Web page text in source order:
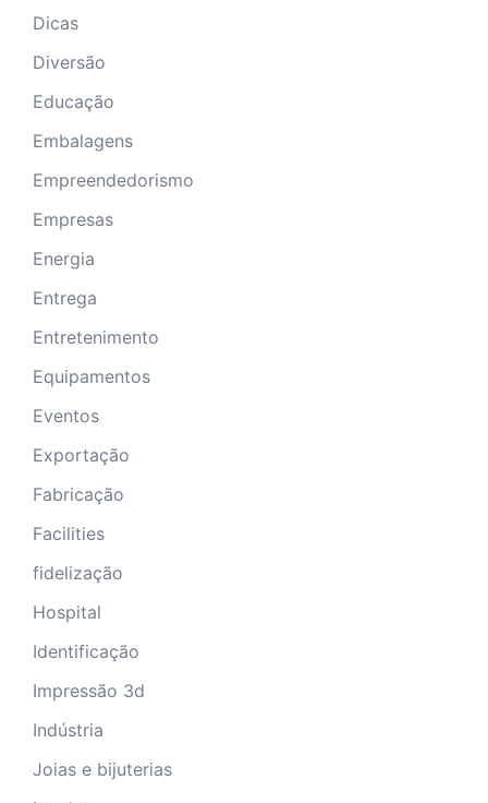
Dicas
Diversão
Educação
Embalagens
Empreendedorismo
Empresas
Energia
Entrega
Entretenimento
Equipamentos
Eventos
Exportação
Fabricação
Facilities
fidelização
Hospital
Identificação
Impressão 3d
Indústria
Joias e bijuterias